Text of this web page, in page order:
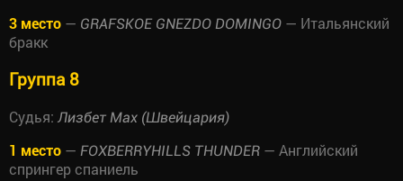
3 место — GRAFSKOE GNEZDO DOMINGO — Итальянский
бракк
Группа 8
Судья: Лизбет Мах (Швейцария)
1 место — FOXBERRYHILLS THUNDER — Английский
спрингер спаниель